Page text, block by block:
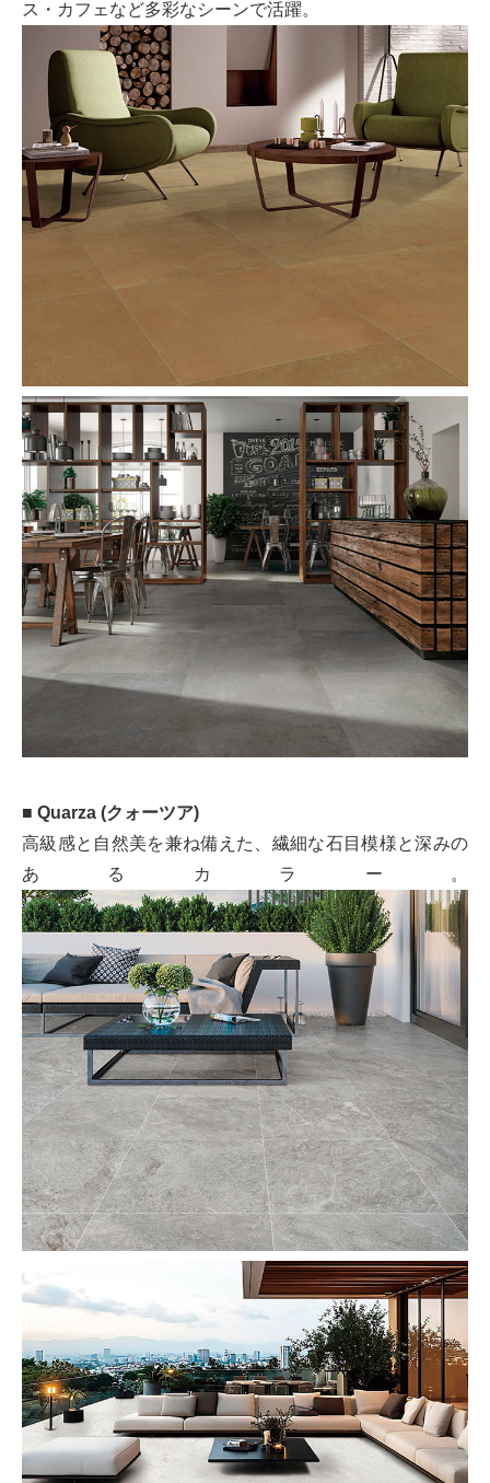
ス・カフェなど多彩なシーンで活躍。
■ Quarza (クォーツア)
高級感と自然美を兼ね備えた、繊細な石目模様と深みの
あるカラー。